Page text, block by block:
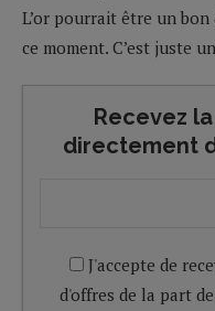
L’or pourrait être un bon
ce moment. C’est juste
Recevez
directement
J'accepte de
d'offres de la part